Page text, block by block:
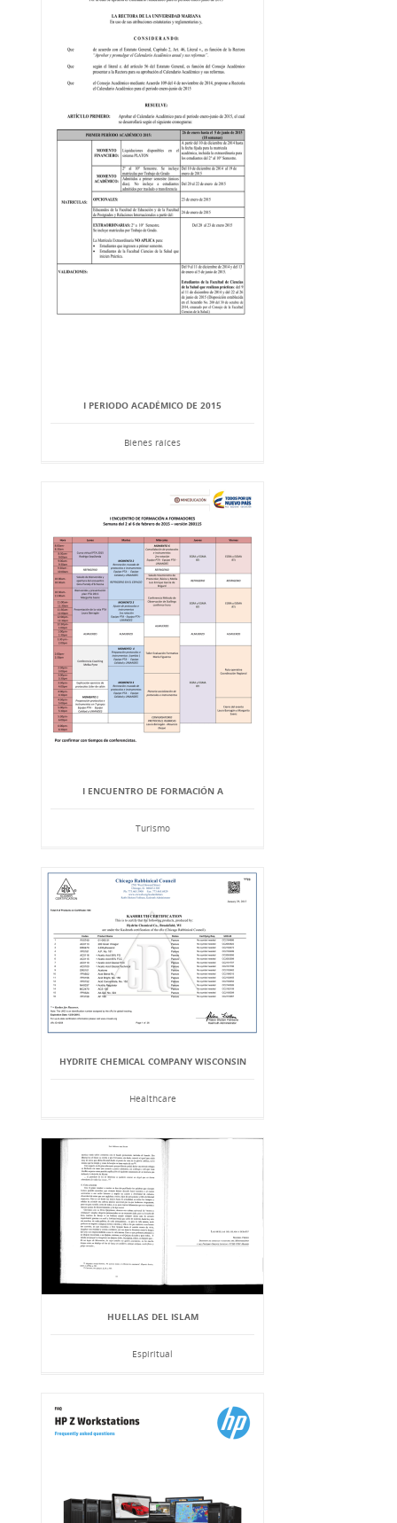
I PERIODO ACADÉMICO DE 2015
Bienes raíces
I ENCUENTRO DE FORMACIÓN A
Turismo
HYDRITE CHEMICAL COMPANY WISCONSIN
Healthcare
HUELLAS DEL ISLAM
Espiritual